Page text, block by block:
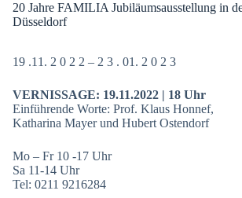
20 Jahre FAMILIA Jubiläumsausstellung in
Düsseldorf
19 .11. 2 0 2 2 – 2 3 . 01. 2 0 2 3
VERNISSAGE: 19.11.2022 | 18 Uhr
Einführende Worte: Prof. Klaus Honnef,
Katharina Mayer und Hubert Ostendorf
Mo – Fr 10 -17 Uhr
Sa 11-14 Uhr
Tel: 0211 9216284